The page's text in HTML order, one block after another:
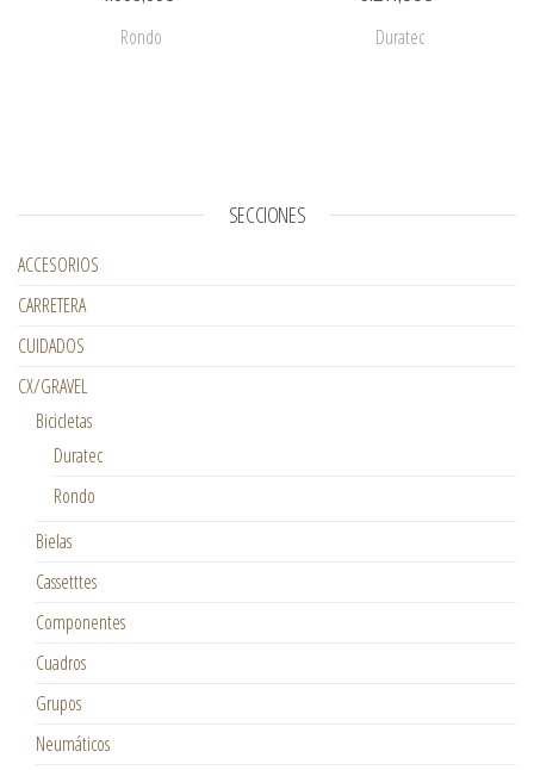
Rondo Duratec
SECCIONES
ACCESORIOS
CARRETERA
CUIDADOS
CX/GRAVEL
Bicicletas
Duratec
Rondo
Bielas
Cassetttes
Componentes
Cuadros
Grupos
Neumáticos